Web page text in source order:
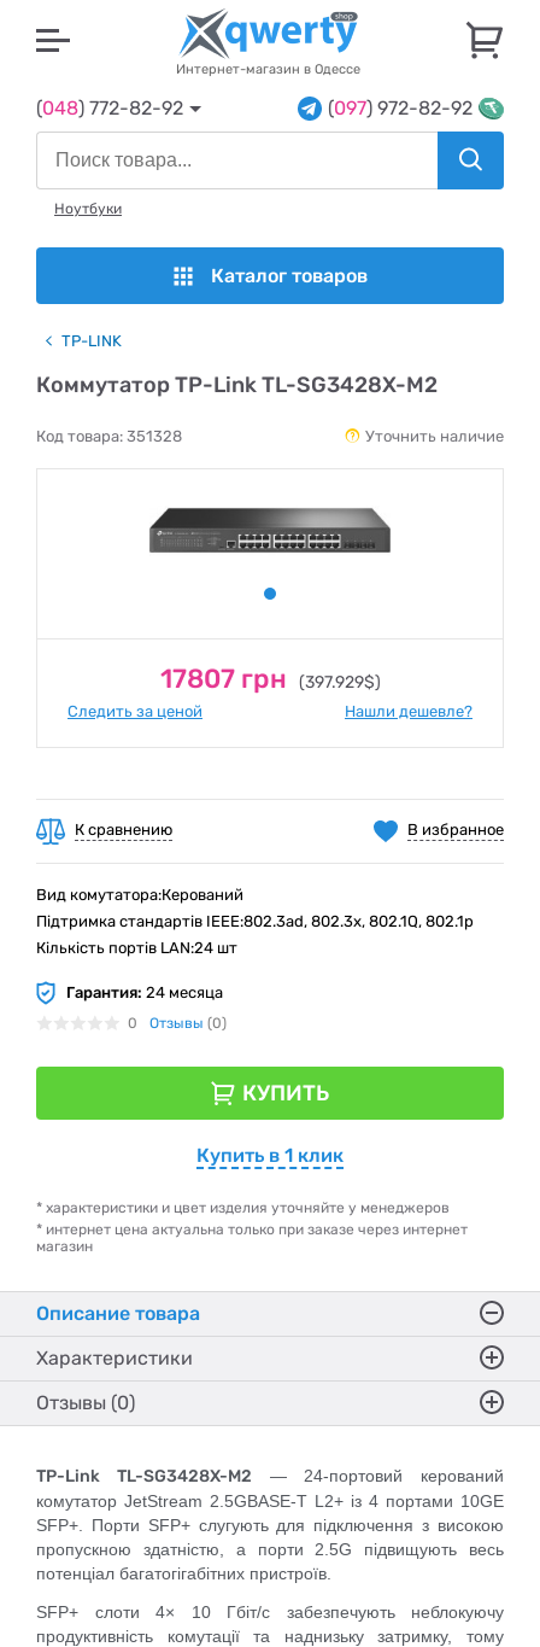
Интернет-магазин в Одессе
(048) 772-82-92 (097) 972-82-92
Ноутбуки
Каталог товаров
TP-LINK
Коммутатор TP-Link TL-SG3428X-M2
Код товара: 351328 Уточнить наличие
17807 грн (397.929$)
Следить за ценой Нашли дешевле?
В избранное
К сравнению
Вид комутатора:Керований
Підтримка стандартів IEEE:802.3ad, 802.3x, 802.1Q, 802.1р
Кількість портів LAN:24 шт
Гарантия: 24 месяца
0 Отзывы (0)
КУПИТЬ
Купить в 1 клик
* характеристики и цвет изделия уточняйте у менеджеров
* интернет цена актуальна только при заказе через интернет
магазин
Описание товара
Характеристики
Отзывы (0)
TP-Link TL-SG3428X-M2 — 24-портовий керований
комутатор JetStream 2.5GBASE-T L2+ із 4 портами 10GE
SFP+. Порти SFP+ слугують для підключення з високою
пропускною здатністю, а порти 2.5G підвищують весь
потенціал багатогігабітних пристроїв.
SFP+ слоти 4× 10 Гбіт/с забезпечують неблокуючу
продуктивність комутації та наднизьку затримку, тому